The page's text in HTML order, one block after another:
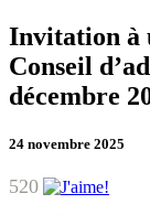
Invitation à
Conseil
décembre
24 novembre 2025
520